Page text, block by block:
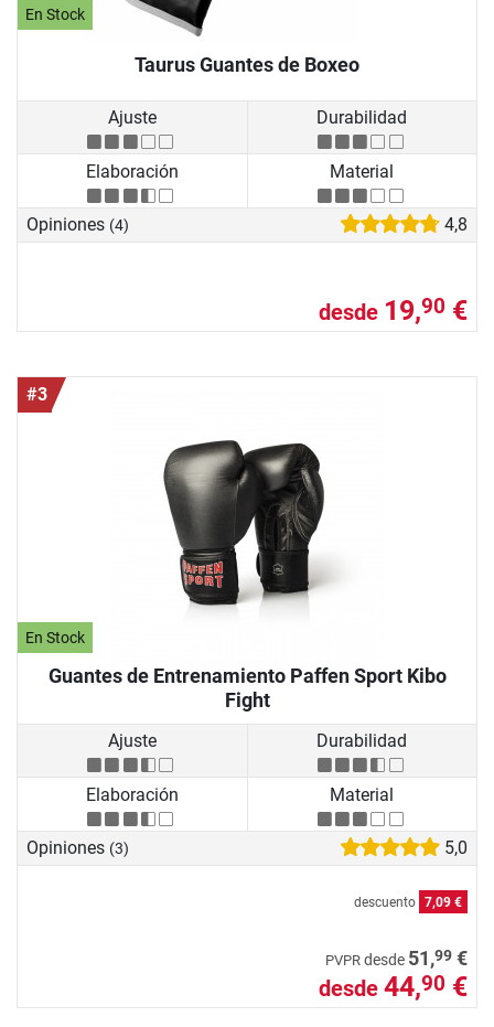
En Stock
Taurus Guantes de Boxeo
Ajuste Durabilidad
Elaboración Material
Opiniones (4) 4,8
desde 19,90 €
#3
En Stock
Guantes de Entrenamiento Paffen Sport Kibo
Fight
Ajuste Durabilidad
Elaboración Material
Opiniones (3) 5,0
descuento 7,09 €
PVPR desde 51,99 €
desde 44,90 €